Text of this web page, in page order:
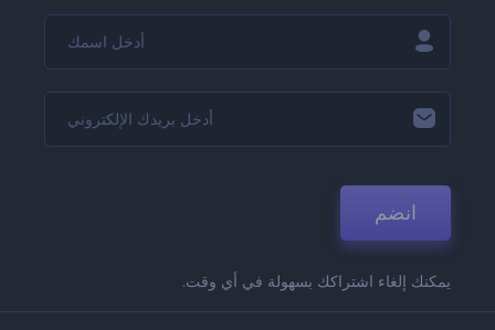
انضم
يمكنك إلغاء اشتراكك بسهولة في أي وقت.